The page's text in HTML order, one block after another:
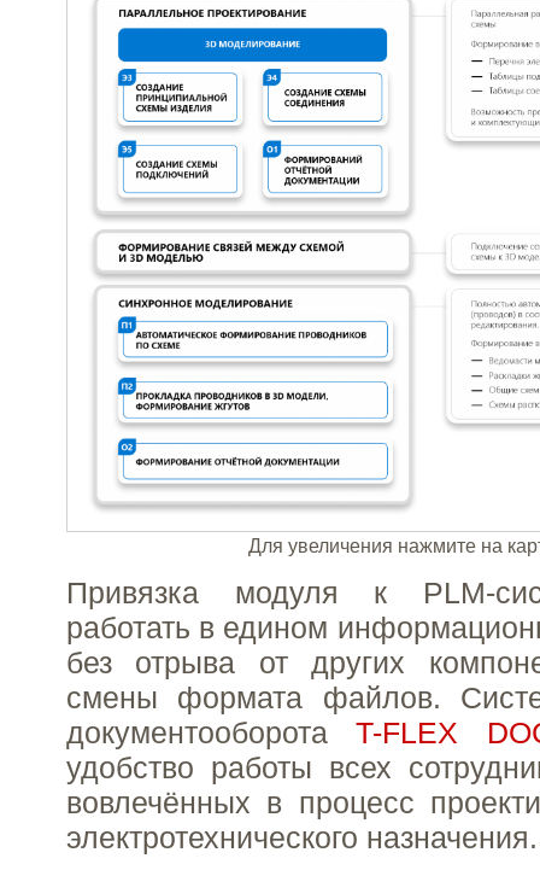
Для увеличения нажмите на
Привязка модуля к PLM-
работать в едином
без отрыва от других
смены формата файлов.
документооборотаT-FLEX
удобство работы всех
вовлечённых в процесс
электротехнического назначения.